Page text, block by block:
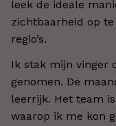
leek de ideale
zichtbaarheid op te
regio’s.
Ik stak mijn vinger
genomen. De
leerrijk. Het team
waarop ik me kon